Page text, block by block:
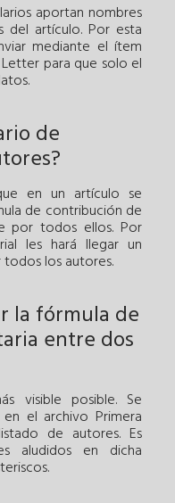
aportan nombres
del artículo. Por esta
mediante el ítem
para que solo el
de
en un artículo se
de contribución de
por todos ellos. Por
les hará llegar un
los autores.
la fórmula de
entre dos
visible posible. Se
el archivo Primera
de autores. Es
aludidos en dicha